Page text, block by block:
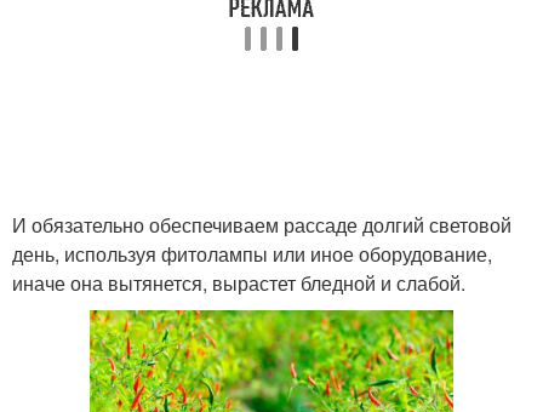
И обязательно обеспечиваем рассаде долгий световой
день, используя фитолампы или иное оборудование,
иначе она вытянется, вырастет бледной и слабой.